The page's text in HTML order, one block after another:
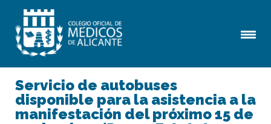
Servicio de autobuses
disponible para la asistencia a la
manifestación del próximo 15 de